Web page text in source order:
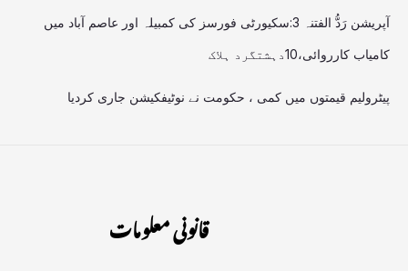
آپریشن رَدُّ الفتنہ 3:سکیورٹی فورسز کی کمبیلہ اور عاصم آباد میں
کامیاب کارروائی،10دہشتگرد ہلاک
پیٹرولیم قیمتوں میں کمی ، حکومت نے نوٹیفکیشن جاری کردیا
قانونی معلومات